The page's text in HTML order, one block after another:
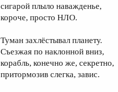
сигарой плыло наважденье,
короче, просто НЛО.
Туман захлёстывал планету.
Съезжая по наклонной вниз,
корабль, конечно же, секретно,
притормозив слегка, завис.